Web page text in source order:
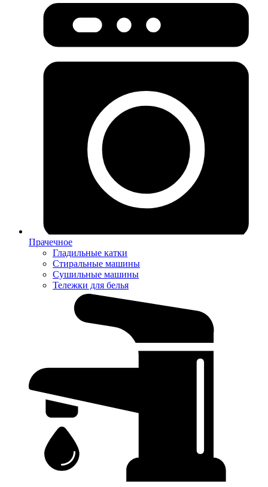
Прачечное
Гладильные катки
Стиральные машины
Сушильные машины
Тележки для белья